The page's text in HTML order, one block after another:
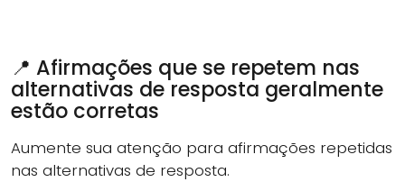
📍 Afirmações que se repetem nas
alternativas de resposta geralmente
estão corretas
Aumente sua atenção para afirmações repetidas
nas alternativas de resposta.